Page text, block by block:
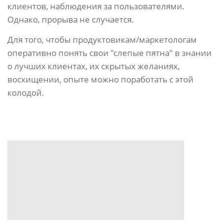
клиентов, наблюдения за пользователями.
Однако, прорыва не случается.
Для того, чтобы продуктовикам/маркетологам
оперативно понять свои "слепые пятна" в знании
о лучших клиентах, их скрытых желаниях,
восхищении, опыте можно поработать с этой
колодой.